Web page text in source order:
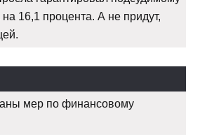
16,1 процента. А не придут,
мер по финансовому